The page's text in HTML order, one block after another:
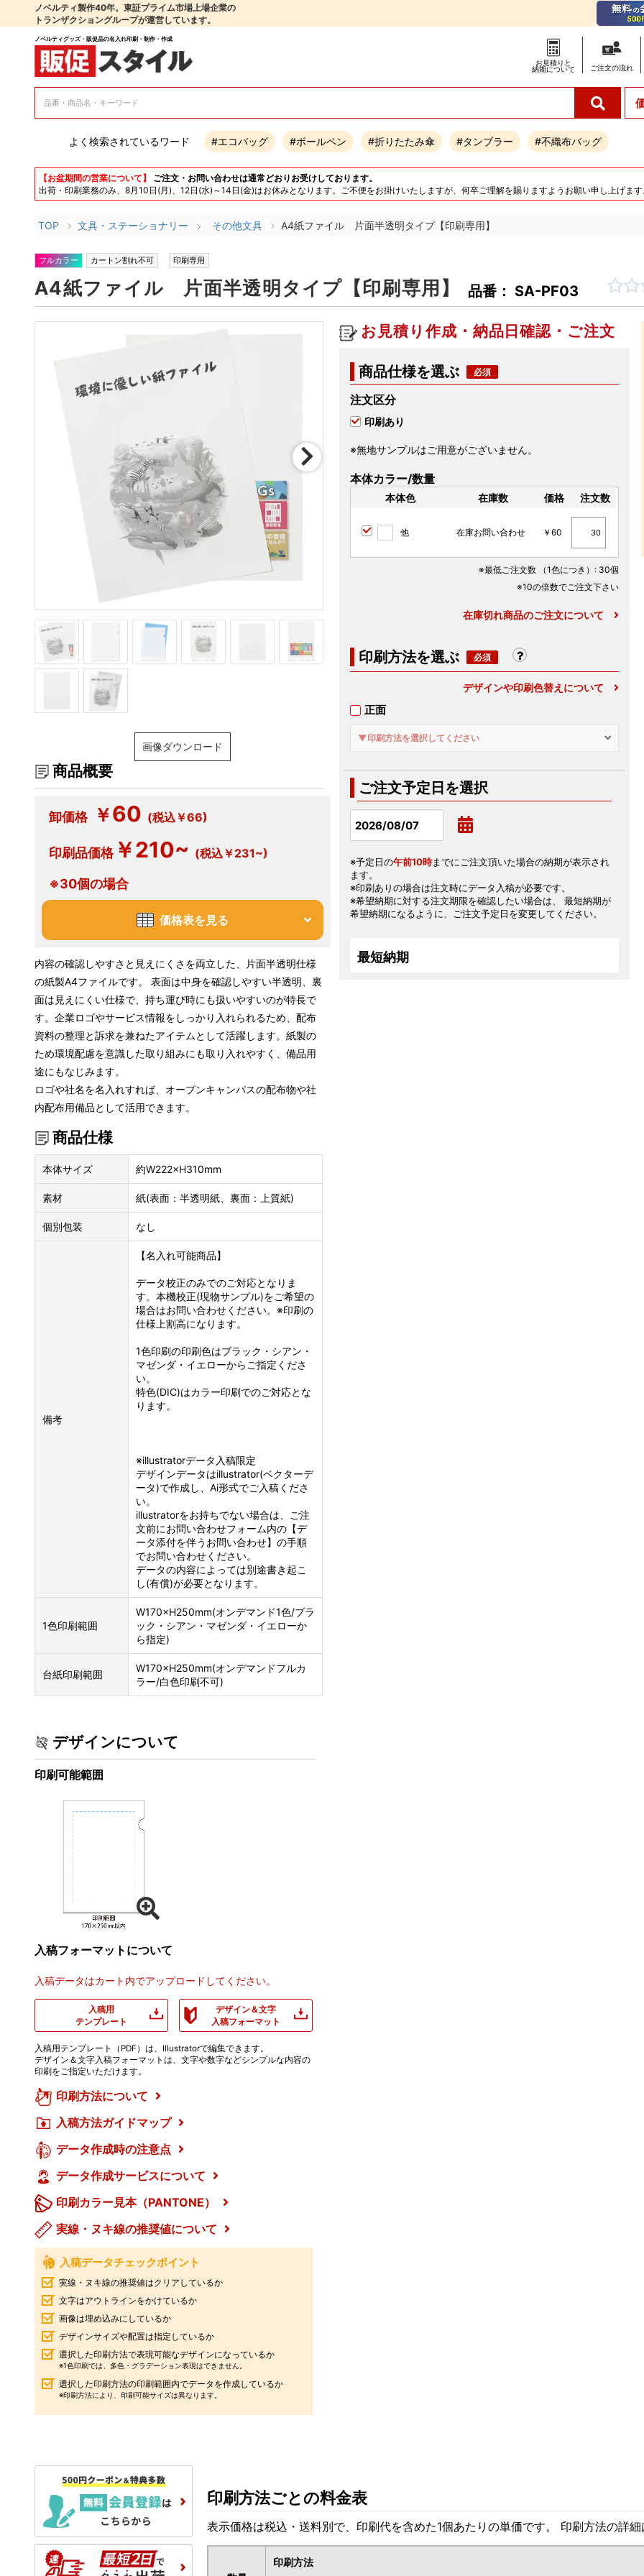
ノベルティ製作40年。東証プライム市場上場企業の
トランザクショングループが運営しています。
ノベルティグッズ・販促品の名入れ印刷・制作・作成
お見積りと
納期について
ご注文の流れ
よく検索されているワード #エコバッグ #ボールペン #折りたたみ傘 #タンブラー #不織布バッグ
【お盆期間の営業について】
ご注文・お問い合わせは通常どおりお受けしております。
出荷・印刷業務のみ、8月10日(月)、12日(水)～14日(金)はお休みとなります。ご不便をお掛けいたしますが、何卒ご理解を賜りますようお願い申し上げま
TOP 文具・ステーショナリー その他文具 A4紙ファイル 片面半透明タイプ【印刷専用】
フルカラー カートン割れ不可 印刷専用
A4紙ファイル 片面半透明タイプ【印刷専用】 品番： SA-PF03
画像ダウンロード
商品概要
卸価格 ￥60 (税込￥66)
印刷品価格￥210~ (税込￥231~)
※30個の場合
価格表を見る
内容の確認しやすさと見えにくさを両立した、片面半透明仕様
の紙製A4ファイルです。 表面は中身を確認しやすい半透明、裏
面は見えにくい仕様で、持ち運び時にも扱いやすいのが特長で
す。企業ロゴやサービス情報をしっかり入れられるため、配布
資料の整理と訴求を兼ねたアイテムとして活躍します。紙製の
ため環境配慮を意識した取り組みにも取り入れやすく、備品用
途にもなじみます。
ロゴや社名を名入れすれば、オープンキャンパスの配布物や社
内配布用備品として活用できます。
商品仕様
本体サイズ 約W222×H310mm
素材 紙(表面：半透明紙、裏面：上質紙)
個別包装 なし
備考
【名入れ可能商品】
データ校正のみでのご対応となりま
す。本機校正(現物サンプル)をご希望の
場合はお問い合わせください。※印刷の
仕様上割高になります。
1色印刷の印刷色はブラック・シアン・
マゼンダ・イエローからご指定くださ
い。
特色(DIC)はカラー印刷でのご対応とな
ります。
※illustratorデータ入稿限定
デザインデータはillustrator(ベクターデ
ータ)で作成し、Ai形式でご入稿くださ
い。
illustratorをお持ちでない場合は、ご注
文前にお問い合わせフォーム内の【デ
ータ添付を伴うお問い合わせ】の手順
でお問い合わせください。
データの内容によっては別途書き起こ
し(有償)が必要となります。
1色印刷範囲
W170×H250mm(オンデマンド1色/ブラ
ック・シアン・マゼンダ・イエローか
ら指定)
台紙印刷範囲
W170×H250mm(オンデマンドフルカ
ラー/白色印刷不可)
デザインについて
印刷可能範囲
入稿フォーマットについて
入稿データはカート内でアップロードしてください。
入稿用
テンプレート
デザイン＆文字
入稿フォーマット
入稿用テンプレート（PDF）は、Illustratorで編集できます。
デザイン＆文字入稿フォーマットは、文字や数字などシンプルな内容の
印刷をご指定いただけます。
印刷方法について
入稿方法ガイドマップ
データ作成時の注意点
データ作成サービスについて
印刷カラー見本（PANTONE）
実線・ヌキ線の推奨値について
入稿データチェックポイント
実線・ヌキ線の推奨値はクリアしているか
文字はアウトラインをかけているか
画像は埋め込みにしているか
デザインサイズや配置は指定しているか
選択した印刷方法で表現可能なデザインになっているか
※1色印刷では、多色・グラデーション表現はできません。
選択した印刷方法の印刷範囲内でデータを作成しているか
※印刷方法により、印刷可能サイズは異なります。
お見積り作成・納品日確認・ご注文
商品仕様を選ぶ
注文区分
印刷あり
※無地サンプルはご用意がございません。
本体カラー/数量
本体色 在庫数 価格 注文数
他 在庫お問い合わせ ￥60
※最低ご注文数 （1色につき） : 30個
※10の倍数でご注文下さい
在庫切れ商品のご注文について
印刷方法を選ぶ
デザインや印刷色替えについて
正面
▼印刷方法を選択してください
ご注文予定日を選択
※予定日の午前10時までにご注文頂いた場合の納期が表示され
ます。
※印刷ありの場合は注文時にデータ入稿が必要です。
※希望納期に対する注文期限を確認したい場合は、 最短納期が
希望納期になるように、ご注文予定日を変更してください。
最短納期
印刷方法ごとの料金表
表示価格は税込・送料別で、印刷代を含めた1個あたりの単価です。 印刷方法の詳
印刷方法